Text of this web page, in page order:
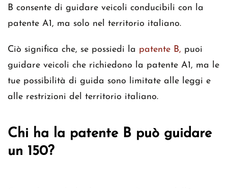
B consente di guidare veicoli conducibili con la
patente A1, ma solo nel territorio italiano.
Ciò significa che, se possiedi la patente B, puoi
guidare veicoli che richiedono la patente A1, ma le
tue possibilità di guida sono limitate alle leggi e
alle restrizioni del territorio italiano.
Chi ha la patente B può guidare
un 150?